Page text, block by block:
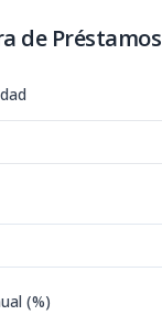
de Préstamos
(%)